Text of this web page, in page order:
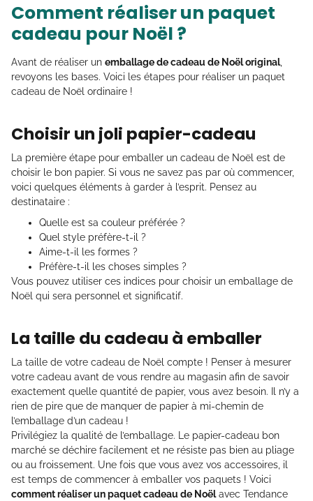
Comment réaliser un paquet
cadeau pour Noël ?
Avant de réaliser un emballage de cadeau de Noël original,
revoyons les bases. Voici les étapes pour réaliser un paquet
cadeau de Noël ordinaire !
Choisir un joli papier-cadeau
La première étape pour emballer un cadeau de Noël est de
choisir le bon papier. Si vous ne savez pas par où commencer,
voici quelques éléments à garder à l’esprit. Pensez au
destinataire :
Quelle est sa couleur préférée ?
Quel style préfère-t-il ?
Aime-t-il les formes ?
Préfère-t-il les choses simples ?
Vous pouvez utiliser ces indices pour choisir un emballage de
Noël qui sera personnel et significatif.
La taille du cadeau à emballer
La taille de votre cadeau de Noël compte ! Penser à mesurer
votre cadeau avant de vous rendre au magasin afin de savoir
exactement quelle quantité de papier, vous avez besoin. Il n’y a
rien de pire que de manquer de papier à mi-chemin de
l’emballage d’un cadeau !
Privilégiez la qualité de l’emballage. Le papier-cadeau bon
marché se déchire facilement et ne résiste pas bien au pliage
ou au froissement. Une fois que vous avez vos accessoires, il
est temps de commencer à emballer vos paquets ! Voici
comment réaliser un paquet cadeau de Noëlavec Tendance